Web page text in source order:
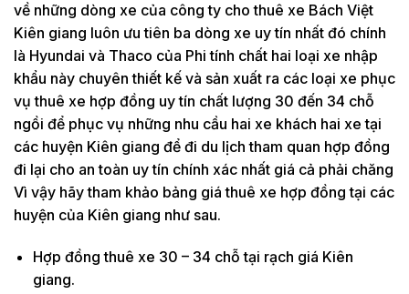
về những dòng xe của công ty cho thuê xe Bách Việt
Kiên giang luôn ưu tiên ba dòng xe uy tín nhất đó chính
là Hyundai và Thaco của Phi tính chất hai loại xe nhập
khẩu này chuyên thiết kế và sản xuất ra các loại xe phục
vụ thuê xe hợp đồng uy tín chất lượng 30 đến 34 chỗ
ngồi để phục vụ những nhu cầu hai xe khách hai xe tại
các huyện Kiên giang để đi du lịch tham quan hợp đồng
đi lại cho an toàn uy tín chính xác nhất giá cả phải chăng
Vì vậy hãy tham khảo bảng giá thuê xe hợp đồng tại các
huyện của Kiên giang như sau.
Hợp đồng thuê xe 30 – 34 chỗ tại rạch giá Kiên
giang.